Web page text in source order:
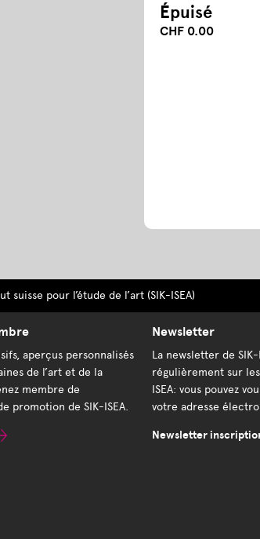
Épuisé
CHF 0.00
suisse pour l’étude de l’art (SIK-ISEA)
aperçus personnalisés
de l’art et de la
membre de
promotion de SIK-ISEA.
Newsletter
La newsletter de
régulièrement sur
ISEA: vous pouvez
votre adresse
Newsletter